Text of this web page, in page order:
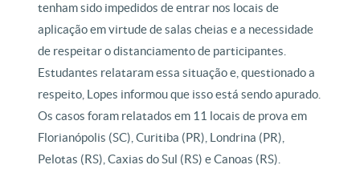
tenham sido impedidos de entrar nos locais de
aplicação em virtude de salas cheias e a necessidade
de respeitar o distanciamento de participantes.
Estudantes relataram essa situação e, questionado a
respeito, Lopes informou que isso está sendo apurado.
Os casos foram relatados em 11 locais de prova em
Florianópolis (SC), Curitiba (PR), Londrina (PR),
Pelotas (RS), Caxias do Sul (RS) e Canoas (RS).